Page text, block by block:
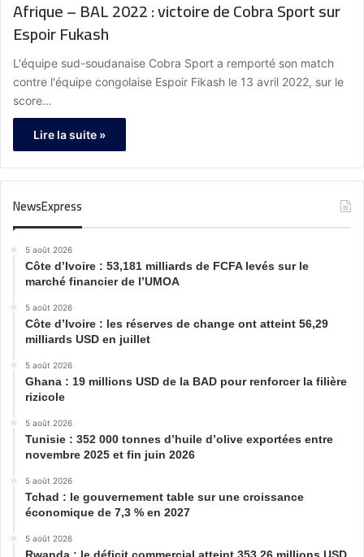
Afrique – BAL 2022 : victoire de Cobra Sport sur
Espoir Fukash
L'équipe sud-soudanaise Cobra Sport a remporté son match
contre l'équipe congolaise Espoir Fikash le 13 avril 2022, sur le
score…
Lire la suite »
NewsExpress
5 août 2026
Côte d’Ivoire : 53,181 milliards de FCFA levés sur le
marché financier de l’UMOA
5 août 2026
Côte d’Ivoire : les réserves de change ont atteint 56,29
milliards USD en juillet
5 août 2026
Ghana : 19 millions USD de la BAD pour renforcer la filière
rizicole
5 août 2026
Tunisie : 352 000 tonnes d’huile d’olive exportées entre
novembre 2025 et fin juin 2026
5 août 2026
Tchad : le gouvernement table sur une croissance
économique de 7,3 % en 2027
5 août 2026
Rwanda : le déficit commercial atteint 353,26 millions USD